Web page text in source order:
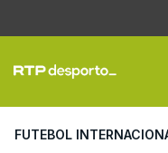
FUTEBOL